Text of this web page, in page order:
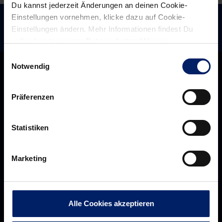
Du kannst jederzeit Änderungen an deinen Cookie-
Einstellungen vornehmen, klicke dazu auf Cookie-
Einstellungen ändern. Mehr Informationen findest Du
Notwendig
Präferenzen
Statistiken
Marketing
Alle Cookies akzeptieren